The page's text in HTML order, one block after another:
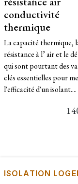
conductivité
thermique
La capacité thermique,
résistance à l’ air et le
qui sont pourtant des
clés essentielles pour
l'efficacité d'un isolant....
ISOLATION